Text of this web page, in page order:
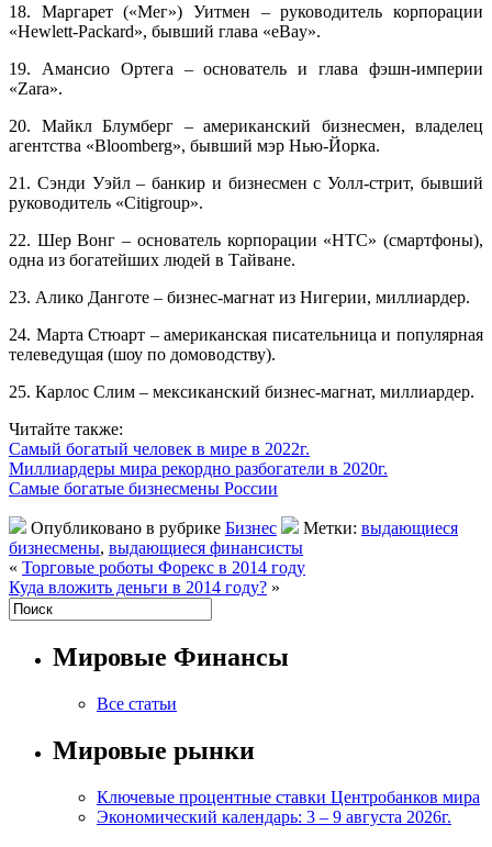
18. Маргарет («Мег») Уитмен – руководитель корпорации
«Hewlett-Packard», бывший глава «eBay».
19. Амансио Ортега – основатель и глава фэшн-империи
«Zara».
20. Майкл Блумберг – американский бизнесмен, владелец
агентства «Bloomberg», бывший мэр Нью-Йорка.
21. Сэнди Уэйл – банкир и бизнесмен с Уолл-стрит, бывший
руководитель «Citigroup».
22. Шер Вонг – основатель корпорации «HTC» (смартфоны),
одна из богатейших людей в Тайване.
23. Алико Данготе – бизнес-магнат из Нигерии, миллиардер.
24. Марта Стюарт – американская писательница и популярная
телеведущая (шоу по домоводству).
25. Карлос Слим – мексиканский бизнес-магнат, миллиардер.
Читайте также:
Самый богатый человек в мире в 2022г.
Миллиардеры мира рекордно разбогатели в 2020г.
Cамые богатые бизнесмены России
Опубликовано в рубрике Бизнес Метки: выдающиеся
бизнесмены, выдающиеся финансисты
« Торговые роботы Форекс в 2014 году
Куда вложить деньги в 2014 году? »
Мировые Финансы
Все статьи
Мировые рынки
Ключевые процентные ставки Центробанков мира
Экономический календарь: 3 – 9 августа 2026г.